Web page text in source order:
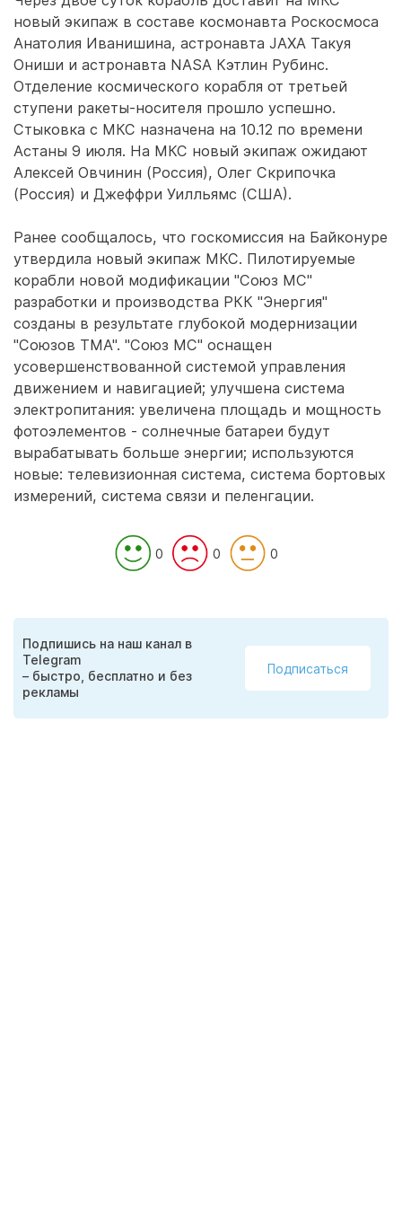
новый экипаж в составе космонавта Роскосмоса
Анатолия Иванишина, астронавта JAXA Такуя
Ониши и астронавта NASA Кэтлин Рубинс.
Отделение космического корабля от третьей
ступени ракеты-носителя прошло успешно.
Стыковка с МКС назначена на 10.12 по времени
Астаны 9 июля. На МКС новый экипаж ожидают
Алексей Овчинин (Россия), Олег Скрипочка
(Россия) и Джеффри Уилльямс (США).
Ранее сообщалось, что госкомиссия на Байконуре
утвердила новый экипаж МКС. Пилотируемые
корабли новой модификации "Союз МС"
разработки и производства РКК "Энергия"
созданы в результате глубокой модернизации
"Союзов ТМА". "Союз МС" оснащен
усовершенствованной системой управления
движением и навигацией; улучшена система
электропитания: увеличена площадь и мощность
фотоэлементов - солнечные батареи будут
вырабатывать больше энергии; используются
новые: телевизионная система, система бортовых
измерений, система связи и пеленгации.
0 0 0
Подпишись на наш канал в
Telegram
– быстро, бесплатно и без
рекламы
Подписаться